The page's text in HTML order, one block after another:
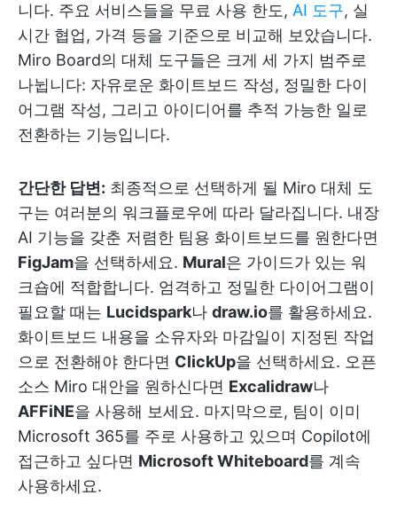
니다. 주요 서비스들을 무료 사용 한도, AI 도구, 실
시간 협업, 가격 등을 기준으로 비교해 보았습니다.
Miro Board의 대체 도구들은 크게 세 가지 범주로
나뉩니다: 자유로운 화이트보드 작성, 정밀한 다이
어그램 작성, 그리고 아이디어를 추적 가능한 일로
전환하는 기능입니다.
간단한 답변: 최종적으로 선택하게 될 Miro 대체 도
구는 여러분의 워크플로우에 따라 달라집니다. 내장
AI 기능을 갖춘 저렴한 팀용 화이트보드를 원한다면
FigJam을 선택하세요. Mural은 가이드가 있는 워
크숍에 적합합니다. 엄격하고 정밀한 다이어그램이
필요할 때는 Lucidspark나 draw.io를 활용하세요.
화이트보드 내용을 소유자와 마감일이 지정된 작업
으로 전환해야 한다면 ClickUp을 선택하세요. 오픈
소스 Miro 대안을 원하신다면 Excalidraw나
AFFiNE을 사용해 보세요. 마지막으로, 팀이 이미
Microsoft 365를 주로 사용하고 있으며 Copilot에
접근하고 싶다면 Microsoft Whiteboard를 계속
사용하세요.